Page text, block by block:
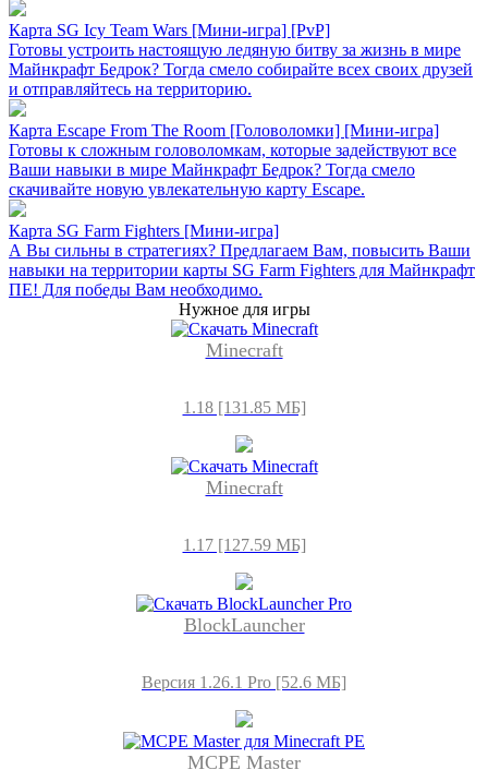
Карта SG Icy Team Wars [Мини-игра] [PvP]
Готовы устроить настоящую ледяную битву за жизнь в мире
Майнкрафт Бедрок? Тогда смело собирайте всех своих друзей
и отправляйтесь на территорию.
Карта Escape From The Room [Головоломки] [Мини-игра]
Готовы к сложным головоломкам, которые задействуют все
Ваши навыки в мире Майнкрафт Бедрок? Тогда смело
скачивайте новую увлекательную карту Escape.
Карта SG Farm Fighters [Mини-игра]
А Вы сильны в стратегиях? Предлагаем Вам, повысить Ваши
навыки на территории карты SG Farm Fighters для Майнкрафт
ПЕ! Для победы Вам необходимо.
Нужное для игры
Minecraft
1.18 [131.85 МБ]
Minecraft
1.17 [127.59 МБ]
BlockLauncher
Версия 1.26.1 Pro [52.6 МБ]
MCPE Master